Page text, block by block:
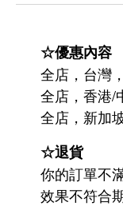
☆優惠內容
全店，台灣
全店，香港/
全店，新加
☆退貨
你的訂單不
效果不符合